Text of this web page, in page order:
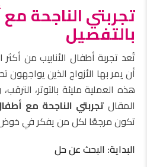
تجربتي الناجحة مع
بالتفصيل
تُعد تجربة أطفال الأنابيب من
أن يمر بها الأزواج الذين
هذه العملية مليئة بالتوتر،
المقال تجربتي الناجحة مع
تكون مرجعًا لكل من يفكر في
البداية: البحث عن حل